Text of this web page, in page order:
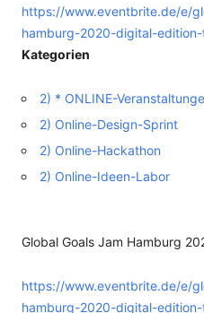
https://www.eventbrite.de/e/
hamburg-2020-digital-
Kategorien
2) * ONLINE-
2) Online-Design-Sprint
2) Online-Hackathon
2) Online-Ideen-Labor
Global Goals Jam Hamburg
https://www.eventbrite.de/e/
hamburg-2020-digital-